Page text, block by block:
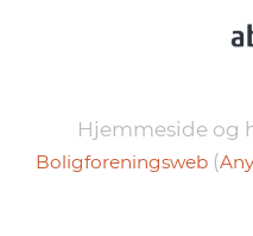
Hjemmeside og
Boligforeningsweb (